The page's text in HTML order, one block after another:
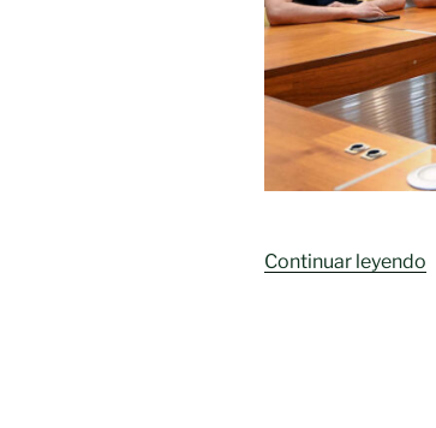
Continuar leyendo